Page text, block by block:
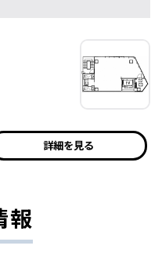
詳細を見る
報